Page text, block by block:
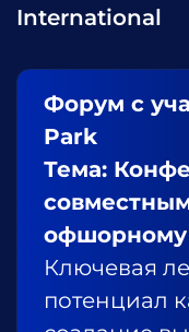
International
Форум с
Park
Тема:
офшорному
Ключевая
потенциал